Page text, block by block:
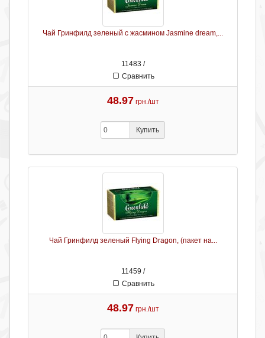
Чай Гринфилд зеленый с жасмином Jasmine dream,...
11483 /
Сравнить
48.97 грн./шт
Купить
Чай Гринфилд зеленый Flying Dragon, (пакет на...
11459 /
Сравнить
48.97 грн./шт